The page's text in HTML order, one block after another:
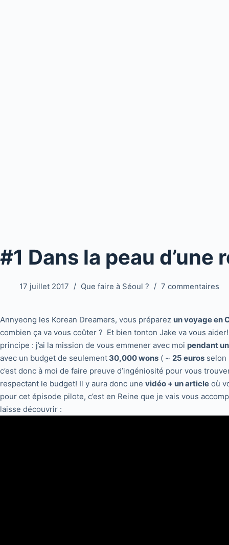
#1 Dans la peau d’une
17 juillet 2017 Que faire à Séoul ? 7 commentaires
Annyeong les Korean Dreamers, vous préparez un voyage en
combien ça va vous coûter ? Et bien tonton Jake va vous
principe : j’ai la mission de vous emmener avec moi pendant
avec un budget de seulement 30,000 wons ( ~ 25 euros selon
c’est donc à moi de faire preuve d’ingéniosité pour vous
respectant le budget! Il y aura donc une vidéo + un article où
pour cet épisode pilote, c’est en Reine que je vais vous
laisse découvrir :